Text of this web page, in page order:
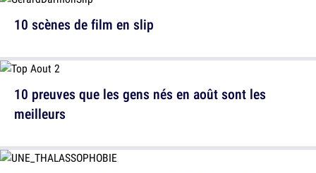
10 scènes de film en slip
10 preuves que les gens nés en août sont les
meilleurs